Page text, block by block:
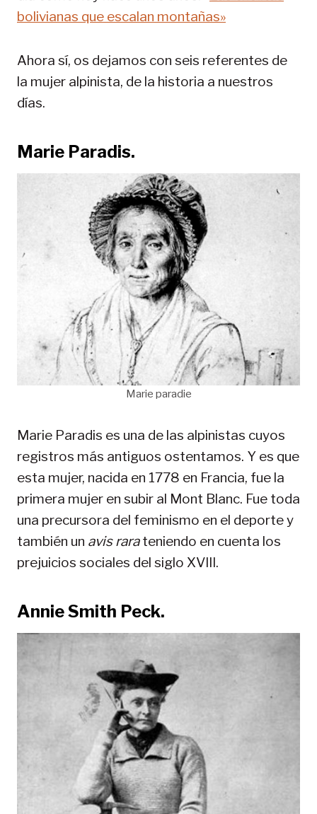
bolivianas que escalan montañas»
Ahora sí, os dejamos con seis referentes de
la mujer alpinista, de la historia a nuestros
días.
Marie Paradis.
Marie paradie
Marie Paradis es una de las alpinistas cuyos
registros más antiguos ostentamos. Y es que
esta mujer, nacida en 1778 en Francia, fue la
primera mujer en subir al Mont Blanc. Fue toda
una precursora del feminismo en el deporte y
también un avis rarateniendo en cuenta los
prejuicios sociales del siglo XVIII.
Annie Smith Peck.